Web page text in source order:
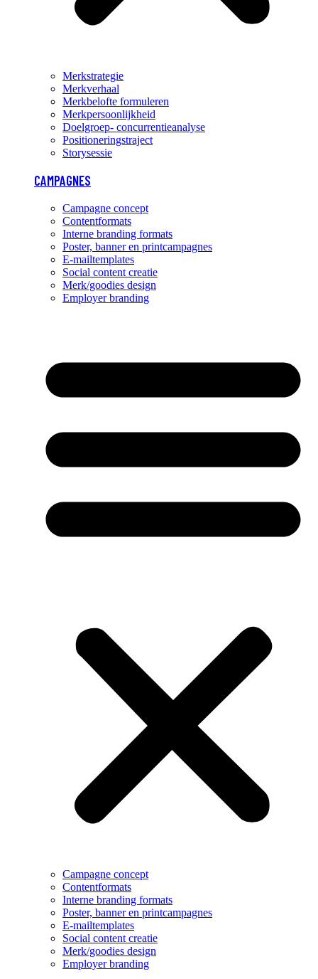
Merkstrategie
Merkverhaal
Merkbelofte formuleren
Merkpersoonlijkheid
Doelgroep- concurrentieanalyse
Positioneringstraject
Storysessie
CAMPAGNES
Campagne concept
Contentformats
Interne branding formats
Poster, banner en printcampagnes
E-mailtemplates
Social content creatie
Merk/goodies design
Employer branding
Campagne concept
Contentformats
Interne branding formats
Poster, banner en printcampagnes
E-mailtemplates
Social content creatie
Merk/goodies design
Employer branding